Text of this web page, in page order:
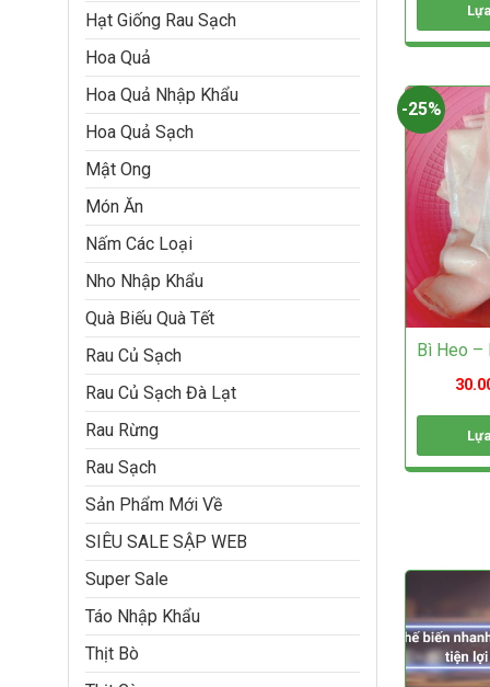
Hạt Giống Rau Sạch
Hoa Quả
Hoa Quả Nhập Khẩu
Hoa Quả Sạch
Mật Ong
Món Ăn
Nấm Các Loại
Nho Nhập Khẩu
Quà Biếu Quà Tết
Rau Củ Sạch
Rau Củ Sạch Đà Lạt
Rau Rừng
Rau Sạch
Sản Phẩm Mới Về
SIÊU SALE SẬP WEB
Super Sale
Táo Nhập Khẩu
Thịt Bò
Sản
này
có
nhiều
biến
thể.
Các
tùy
chọn
thể
được
chọn
trên
trang
phẩm
-25%
Bì Heo –
Sản
biến
tùy
chọn
có